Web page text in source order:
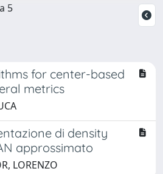
5
for center-based
metrics
di density
approssimato
LORENZO